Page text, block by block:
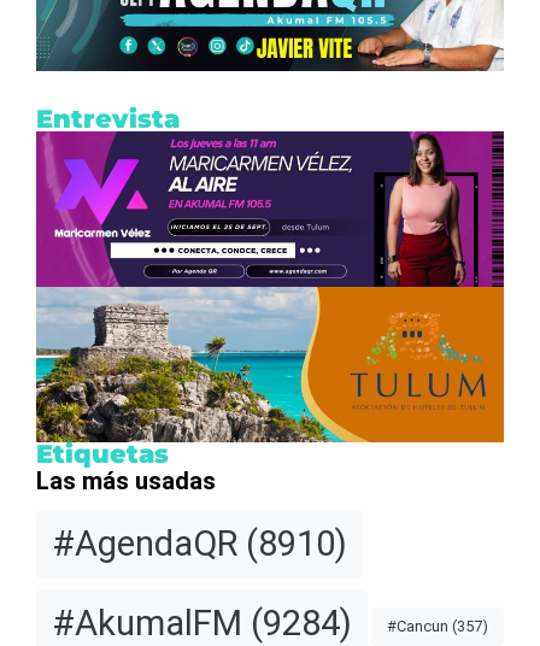
Entrevista
Etiquetas
Las más usadas
#AgendaQR (8910)
#AkumalFM (9284) #Cancun (357)